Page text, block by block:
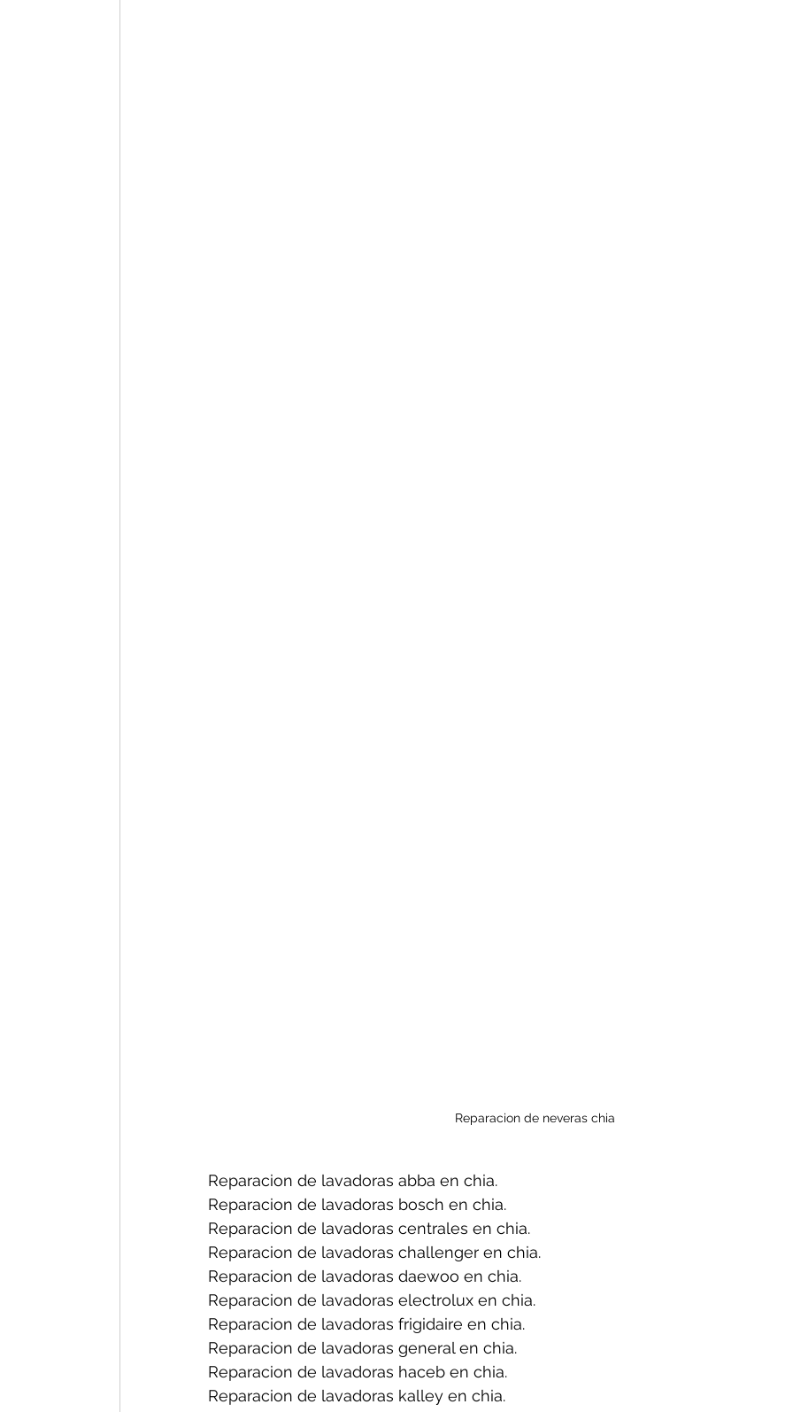
Reparacion de neveras chia
Reparacion de lavadoras abba en chia.
Reparacion de lavadoras bosch en chia.
Reparacion de lavadoras centrales en chia.
Reparacion de lavadoras challenger en chia.
Reparacion de lavadoras daewoo en chia.
Reparacion de lavadoras electrolux en chia.
Reparacion de lavadoras frigidaire en chia.
Reparacion de lavadoras general en chia.
Reparacion de lavadoras haceb en chia.
Reparacion de lavadoras kalley en chia.